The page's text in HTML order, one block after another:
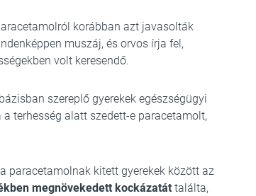
korábban azt javasolták
muszáj, és orvos írja fel,
volt keresendő.
szereplő gyerekek egészségügyi
terhesség alatt szedett-e paracetamolt,
paracetamolnak kitett gyerekek között az
megnövekedett kockázatát találta,